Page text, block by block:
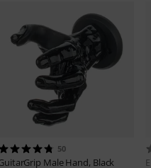
50
Male Hand, Black